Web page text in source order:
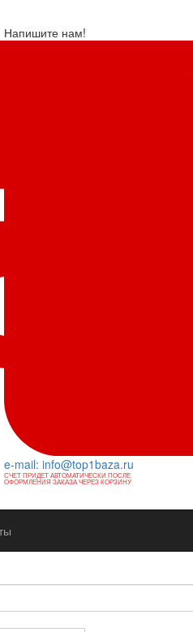
Напишите нам!
e-mail: info@top1baza.ru
СЧЕТ ПРИДЕТ АВТОМАТИЧЕСКИ ПОСЛЕ
ОФОРМЛЕНИЯ ЗАКАЗА ЧЕРЕЗ КОРЗИНУ